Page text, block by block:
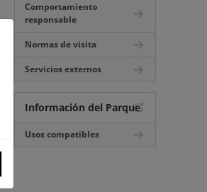
Comportamiento
responsable
Normas de visita
Servicios externos
Información del Parque
Usos compatibles